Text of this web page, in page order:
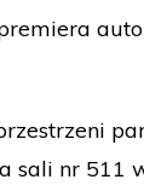
sali nr